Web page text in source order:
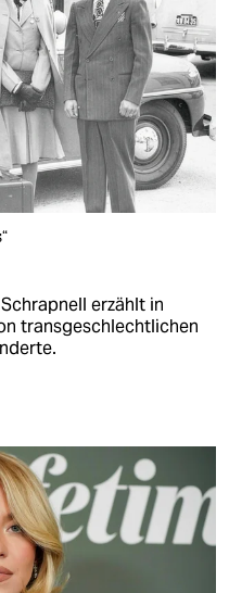
erzählt in
transgeschlechtlichen